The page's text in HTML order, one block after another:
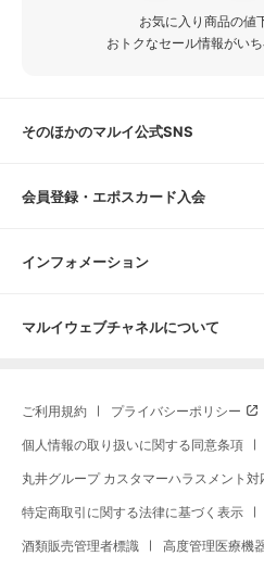
お気に入り商品の値
おトクなセール情報がい
そのほかのマルイ公式SNS
会員登録・エポスカード入会
インフォメーション
マルイウェブチャネルについて
ご利用規約 プライバシーポリシー
個人情報の取り扱いに関する同意条項
丸井グループ カスタマーハラスメント対
特定商取引に関する法律に基づく表示
酒類販売管理者標識 高度管理医療機